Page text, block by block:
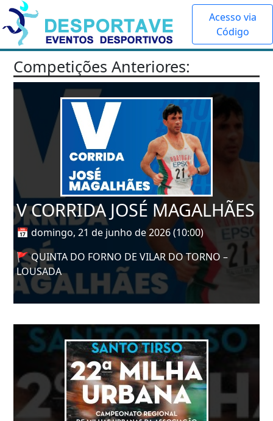
Acesso via
Código
Competições Anteriores:
V CORRIDA JOSÉ MAGALHÃES
📅 domingo, 21 de junho de 2026 (10:00)
🚩 QUINTA DO FORNO DE VILAR DO TORNO –
LOUSADA